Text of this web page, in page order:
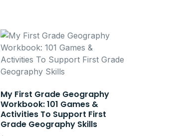
My First Grade Geography
Workbook: 101 Games &
Activities To Support First
Grade Geography Skills